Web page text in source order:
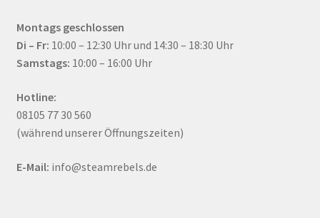
Montags geschlossen
Di – Fr: 10:00 – 12:30 Uhr und 14:30 – 18:30 Uhr
Samstags: 10:00 – 16:00 Uhr
Hotline:
08105 77 30 560
(während unserer Öffnungszeiten)
E-Mail: info@steamrebels.de